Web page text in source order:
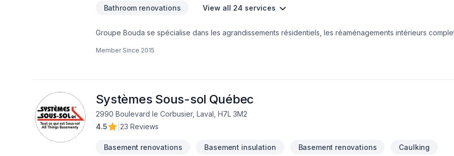
Bathroom renovations View all 24 services
Groupe Bouda se spécialise dans les agrandissements résidentiels, les réaménagements intérieurs
offrons un service structuré, professionnel et durable, avec une approche axée sur la qualité, la précision
Member Since 2015
Systèmes Sous-sol Québec
2990 Boulevard le Corbusier, Laval, H7L 3M2
4.5
23 Reviews
Basement renovations Basement insulation Basement renovations Caulking